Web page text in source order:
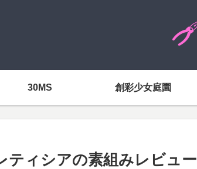
30MS 創彩少女庭園
ティシアの素組みレビュー